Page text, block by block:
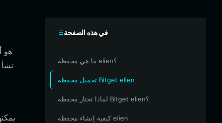
في هذه الصفحة
ما هي محفظة elien؟
تحميل محفظة Bitget elien
لماذا تختار محفظة Bitget elien؟
كيفية إنشاء محفظة elien